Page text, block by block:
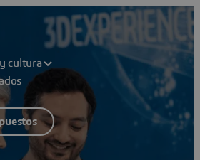
cultura